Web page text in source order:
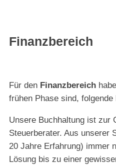
Finanzbereich
Für den Finanzbereich
frühen Phase sind, folgende
Unsere Buchhaltung ist zur
Steuerberater. Aus unserer
20 Jahre Erfahrung) immer
Lösung bis zu einer